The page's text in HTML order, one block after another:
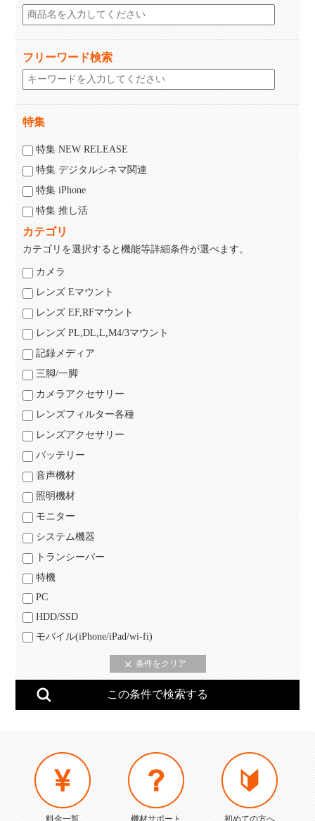
フリーワード検索
特集
特集 NEW RELEASE
特集 デジタルシネマ関連
特集 iPhone
特集 推し活
カテゴリ
カテゴリを選択すると機能等詳細条件が選べます。
カメラ
レンズ Eマウント
レンズ EF,RFマウント
レンズ PL,DL,L,M4/3マウント
記録メディア
三脚/一脚
カメラアクセサリー
レンズフィルター各種
レンズアクセサリー
バッテリー
音声機材
照明機材
モニター
システム機器
トランシーバー
特機
PC
HDD/SSD
モバイル(iPhone/iPad/wi-fi)
料金一覧 機材サポート 初めての方へ